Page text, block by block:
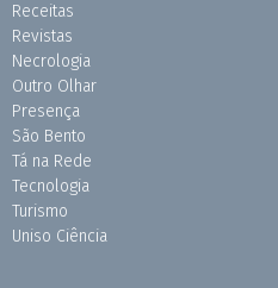
Receitas
Revistas
Necrologia
Outro Olhar
Presença
São Bento
Tá na Rede
Tecnologia
Turismo
Uniso Ciência